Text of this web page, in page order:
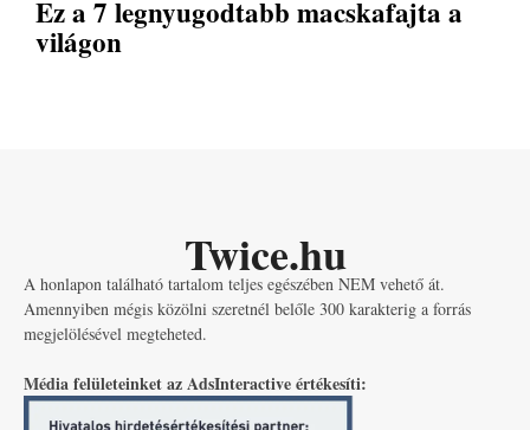
Ez a 7 legnyugodtabb macskafajta a
világon
Twice.hu
A honlapon található tartalom teljes egészében NEM vehető át.
Amennyiben mégis közölni szeretnél belőle 300 karakterig a forrás
megjelölésével megteheted.
Média felületeinket az AdsInteractive értékesíti: